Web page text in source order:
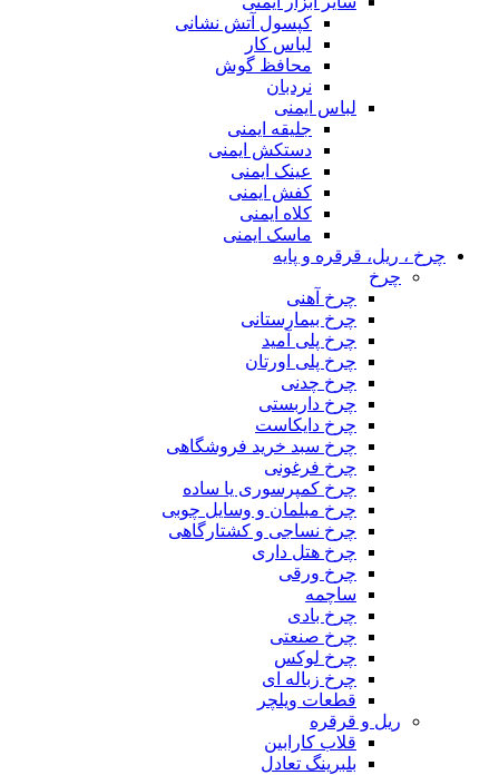
کپسول آتش نشانی
لباس کار
محافظ گوش
نردبان
لباس ایمنی
جلیقه ایمنی
دستکش ایمنی
عینک ایمنی
کفش ایمنی
کلاه ایمنی
ماسک ایمنی
چرخ ، ریل، قرقره و پایه
چرخ
چرخ آهنی
چرخ بیمارستانی
چرخ پلی آمید
چرخ پلی اورتان
چرخ چدنی
چرخ داربستی
چرخ دایکاست
چرخ سبد خرید فروشگاهی
چرخ فرغونی
چرخ کمپرسوری یا ساده
چرخ مبلمان و وسایل چوبی
چرخ نساجی و کشتارگاهی
چرخ هتل داری
چرخ ورقی
ساچمه
چرخ بادی
چرخ صنعتی
چرخ لوکس
چرخ زباله ای
قطعات ویلچر
ریل و قرقره
قلاب کارابین
بلبرینگ تعادل